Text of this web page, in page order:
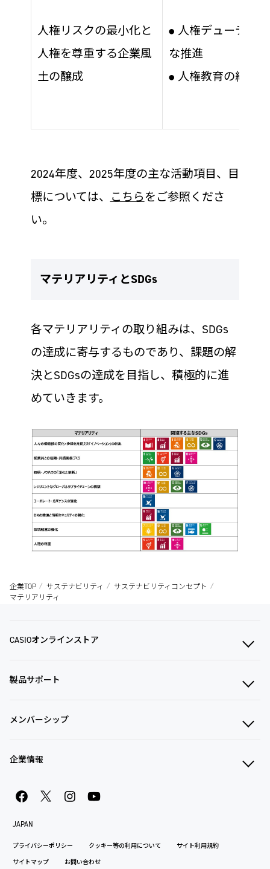
人権リスクの最小化と
人権を尊重する企業風
土の醸成
● 人権デューディ
な推進
● 人権教育の継続
2024年度、2025年度の主な活動項目、目
標については、 こちら をご参照くださ
い。
マテリアリティとSDGs
各マテリアリティの取り組みは、SDGs
の達成に寄与するものであり、課題の解
決とSDGsの達成を目指し、積極的に進
めていきます。
企業TOP サステナビリティ
サステナビリティコンセプト
マテリアリティ
CASIOオンラインストア
製品サポート
メンバーシップ
企業情報
プライバシーポリシー クッキー等の利用について サイト利用規約
サイトマップ お問い合わせ
JAPAN